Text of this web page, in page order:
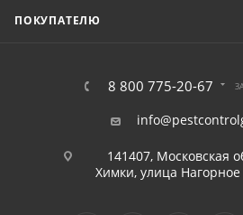
ПОКУПАТЕЛЮ
8 800 775-20-67
141407, Московская
Химки, улица